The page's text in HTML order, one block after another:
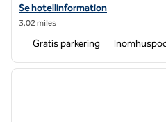
Visa hotelluppgifter för Hilton
Se hotellinformation
3,02 miles
Gratis parkering
1 av 8